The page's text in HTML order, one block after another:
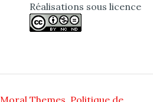
Réalisations sous licence
Moral Themes Politique de